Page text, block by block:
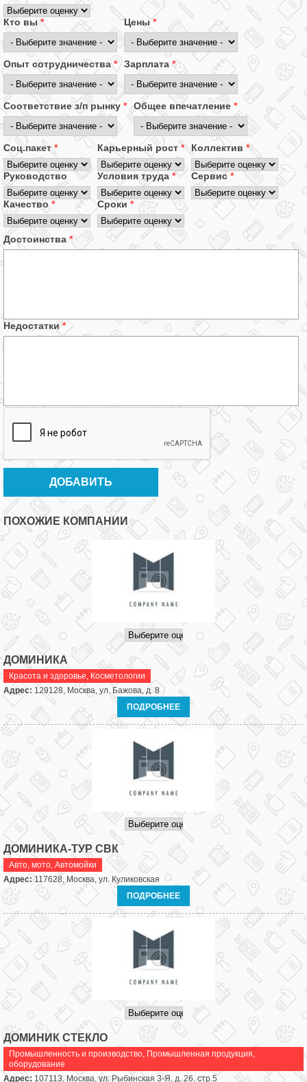
Кто вы* Цены *
Опыт сотрудничества* Зарплата *
Соответствие з/п рынку * Общее впечатление *
Соц.пакет* Карьерный рост * Коллектив *
Руководство Условия труда * Сервис *
Качество * Сроки *
Достоинства *
Недостатки*
ПОХОЖИЕ КОМПАНИИ
ДОМИНИКА
Красота и здоровье, Косметологии
Адрес: 129128, Москва, ул. Бажова, д. 8
ПОДРОБНЕЕ
ДОМИНИКА-ТУР СВК
Авто, мото, Автомойки
Адрес:117628, Москва, ул. Куликовская
ПОДРОБНЕЕ
ДОМИНИК СТЕКЛО
Промышленность и производство, Промышленная продукция,
оборудование
Адрес: 107113, Москва, ул. Рыбинская 3-Я, д. 26, стр.5